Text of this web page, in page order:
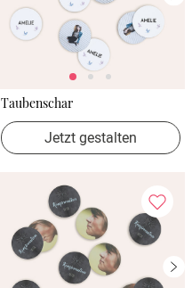
Taubenschar
Jetzt gestalten